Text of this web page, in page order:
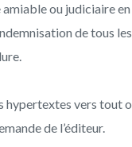
amiable ou judiciaire
de tous
hypertextes vers tout
de l’éditeur.